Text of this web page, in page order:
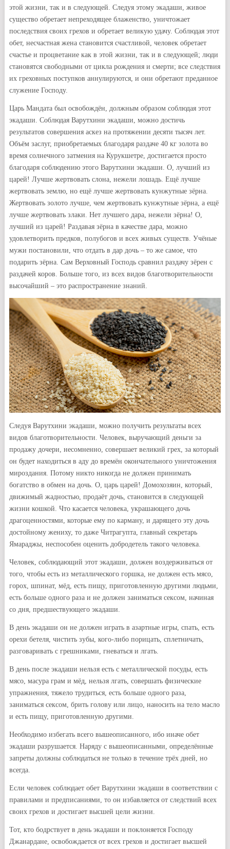
этой жизни, так и в следующей. Следуя этому экадаши, живое
существо обретает непреходящее блаженство, уничтожает
последствия своих грехов и обретает великую удачу. Соблюдая этот
обет, несчастная жена становится счастливой, человек обретает
счастье и процветание как в этой жизни, так и в следующей; люди
становятся свободными от цикла рождения и смерти; все следствия
их греховных поступков аннулируются, и они обретают преданное
служение Господу.
Царь Мандата был освобождён, должным образом соблюдая этот
экадаши. Соблюдая Варутхини экадаши, можно достичь
результатов совершения аскез на протяжении десяти тысяч лет.
Объём заслуг, приобретаемых благодаря раздаче 40 кг золота во
время солнечного затмения на Курукшетре, достигается просто
благодаря соблюдению этого Варутхини экадаши. О, лучший из
царей! Лучше жертвовать слона, нежели лошадь. Ещё лучше
жертвовать землю, но ещё лучше жертвовать кунжутные зёрна.
Жертвовать золото лучше, чем жертвовать кунжутные зёрна, а ещё
лучше жертвовать злаки. Нет лучшего дара, нежели зёрна! О,
лучший из царей! Раздавая зёрна в качестве дара, можно
удовлетворить предков, полубогов и всех живых существ. Учёные
мужи постановили, что отдать в дар дочь – то же самое, что
подарить зёрна. Сам Верховный Господь сравнил раздачу зёрен с
раздачей коров. Больше того, из всех видов благотворительности
высочайший – это распространение знаний.
Следуя Варутхини экадаши, можно получить результаты всех
видов благотворительности. Человек, выручающий деньги за
продажу дочери, несомненно, совершает великий грех, за который
он будет находиться в аду до времён окончательного уничтожения
мироздания. Потому никто никогда не должен принимать
богатство в обмен на дочь. О, царь царей! Домохозяин, который,
движимый жадностью, продаёт дочь, становится в следующей
жизни кошкой. Что касается человека, украшающего дочь
драгоценностями, которые ему по карману, и дарящего эту дочь
достойному жениху, то даже Читрагупта, главный секретарь
Ямараджы, неспособен оценить добродетель такого человека.
Человек, соблюдающий этот экадаши, должен воздерживаться от
того, чтобы есть из металлического горшка, не должен есть мясо,
горох, шпинат, мёд, есть пищу, приготовленную другими людьми,
есть больше одного раза и не должен заниматься сексом, начиная
со дня, предшествующего экадаши.
В день экадаши он не должен играть в азартные игры, спать, есть
орехи бетеля, чистить зубы, кого-либо порицать, сплетничать,
разговаривать с грешниками, гневаться и лгать.
В день после экадаши нельзя есть с металлической посуды, есть
мясо, масура грам и мёд, нельзя лгать, совершать физические
упражнения, тяжело трудиться, есть больше одного раза,
заниматься сексом, брить голову или лицо, наносить на тело масло
и есть пищу, приготовленную другими.
Необходимо избегать всего вышеописанного, ибо иначе обет
экадаши разрушается. Наряду с вышеописанными, определённые
запреты должны соблюдаться не только в течение трёх дней, но
всегда.
Если человек соблюдает обет Варутхини экадаши в соответствии с
правилами и предписаниями, то он избавляется от следствий всех
своих грехов и достигает высшей цели жизни.
Тот, кто бодрствует в день экадаши и поклоняется Господу
Джанардане, освобождается от всех грехов и достигает высшей